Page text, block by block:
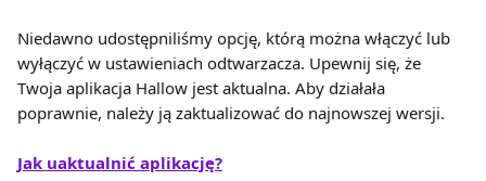
Niedawno udostępniliśmy opcję, którą można włączyć lub
wyłączyć w ustawieniach odtwarzacza. Upewnij się, że
Twoja aplikacja Hallow jest aktualna. Aby działała
poprawnie, należy ją zaktualizować do najnowszej wersji.
Jak uaktualnić aplikację?